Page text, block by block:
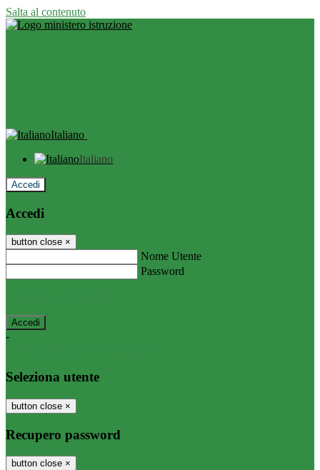
Salta al contenuto
Italiano
Italiano
Accedi
Accedi
button close ×
Nome Utente
Password
-
Seleziona utente
button close ×
Recupero password
button close ×